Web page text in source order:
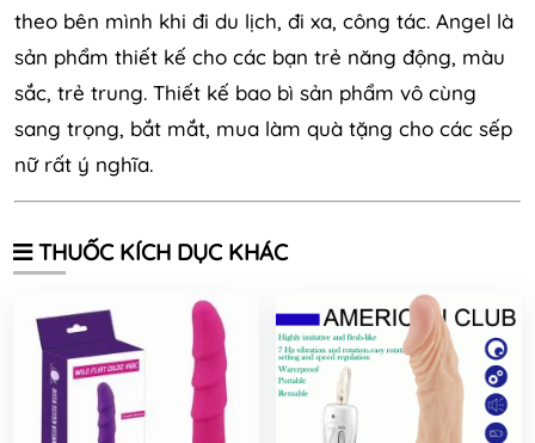
theo bên mình khi đi du lịch, đi xa, công tác. Angel là
sản phẩm thiết kế cho các bạn trẻ năng động, màu
sắc, trẻ trung. Thiết kế bao bì sản phẩm vô cùng
sang trọng, bắt mắt, mua làm quà tặng cho các sếp
nữ rất ý nghĩa.
THUỐC KÍCH DỤC KHÁC